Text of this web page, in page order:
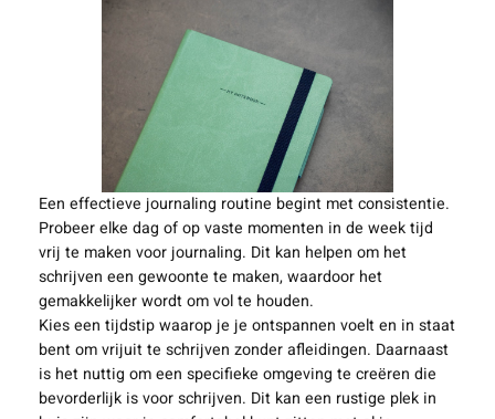
Een effectieve journaling routine begint met consistentie.
Probeer elke dag of op vaste momenten in de week tijd
vrij te maken voor journaling. Dit kan helpen om het
schrijven een gewoonte te maken, waardoor het
gemakkelijker wordt om vol te houden.
Kies een tijdstip waarop je je ontspannen voelt en in staat
bent om vrijuit te schrijven zonder afleidingen. Daarnaast
is het nuttig om een specifieke omgeving te creëren die
bevorderlijk is voor schrijven. Dit kan een rustige plek in